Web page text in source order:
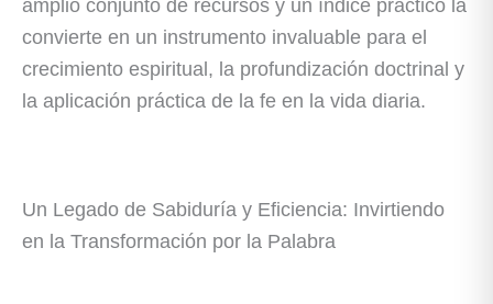
amplio conjunto de recursos y un índice práctico la
convierte en un instrumento invaluable para el
crecimiento espiritual, la profundización doctrinal y
la aplicación práctica de la fe en la vida diaria.
Un Legado de Sabiduría y Eficiencia: Invirtiendo
en la Transformación por la Palabra